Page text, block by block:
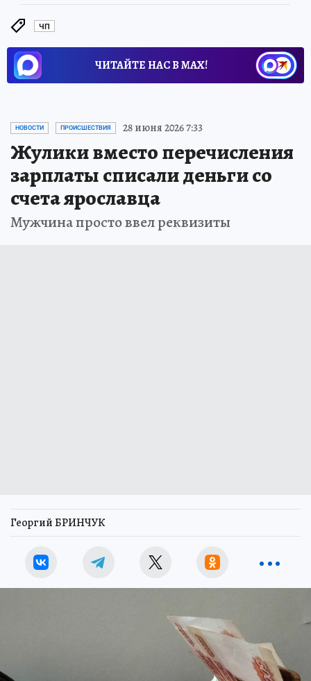
ЧП
ЧИТАЙТЕ НАС В МАХ!
НОВОСТИ ПРОИСШЕСТВИЯ 28 июня 2026 7:33
Жулики вместо перечисления
зарплаты списали деньги со
счета ярославца
Мужчина просто ввел реквизиты
Георгий БРИНЧУК